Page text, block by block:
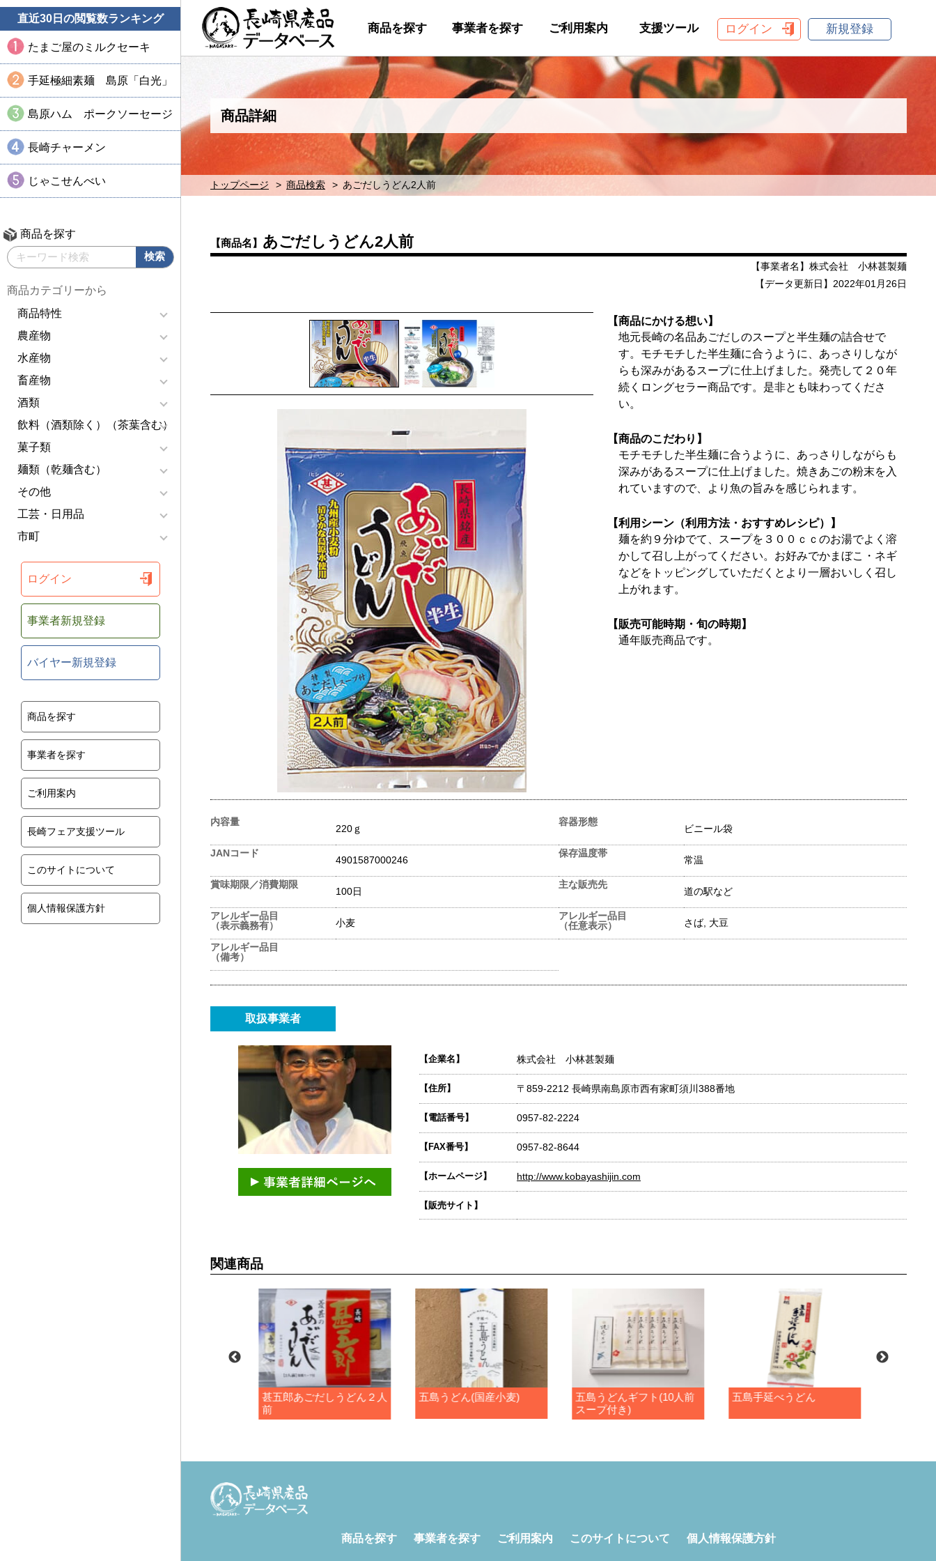
直近30日の閲覧数ランキング
たまご屋のミルクセーキ
手延極細素麺 島原「白光」
島原ハム ポークソーセージ
長崎チャーメン
じゃこせんべい
商品を探す
商品カテゴリーから
商品特性
農産物
水産物
畜産物
酒類
飲料（酒類除く）（茶葉含む）
菓子類
麺類（乾麺含む）
その他
工芸・日用品
市町
ログイン
事業者新規登録
バイヤー新規登録
商品を探す
事業者を探す
ご利用案内
長崎フェア支援ツール
このサイトについて
個人情報保護方針
商品を探す 事業者を探す ご利用案内 支援ツール ログイン 新規登録
商品詳細
トップページ 商品検索 あごだしうどん2人前
【商品名】 あごだしうどん2人前
【事業者名】株式会社 小林甚製麺
【データ更新日】2022年01月26日
【商品にかける想い】
地元長崎の名品あごだしのスープと半生麺の詰合せで
す。モチモチした半生麺に合うように、あっさりしなが
らも深みがあるスープに仕上げました。発売して２０年
続くロングセラー商品です。是非とも味わってくださ
い。
【商品のこだわり】
モチモチした半生麺に合うように、あっさりしながらも
深みがあるスープに仕上げました。焼きあごの粉末を入
れていますので、より魚の旨みを感じられます。
【利用シーン（利用方法・おすすめレシピ）】
麺を約９分ゆでて、スープを３００ｃｃのお湯でよく溶
かして召し上がってください。お好みでかまぼこ・ネギ
などをトッピングしていただくとより一層おいしく召し
上がれます。
【販売可能時期・旬の時期】
通年販売商品です。
内容量
220ｇ
容器形態
ビニール袋
JANコード
4901587000246
保存温度帯
常温
賞味期限／消費期限
100日
主な販売先
道の駅など
アレルギー品目
（表示義務有）
小麦
アレルギー品目
（任意表示）
さば, 大豆
アレルギー品目
（備考）
取扱事業者
【企業名】 株式会社 小林甚製麺
【住所】 〒859-2212 長崎県南島原市西有家町須川388番地
【電話番号】 0957-82-2224
【FAX番号】 0957-82-8644
【ホームページ】 http://www.kobayashijin.com
【販売サイト】
関連商品
甚五郎あごだしうどん２人
前
五島うどん(国産小麦)
五島うどんギフト(10人前
スープ付き)
五島手延べうどん
商品を探す 事業者を探す ご利用案内 このサイトについて 個人情報保護方針